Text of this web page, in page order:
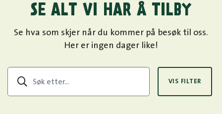
SE ALT VI HAR Å TILBY
Se hva som skjer når du kommer på besøk til oss.
Her er ingen dager like!
VIS FILTER